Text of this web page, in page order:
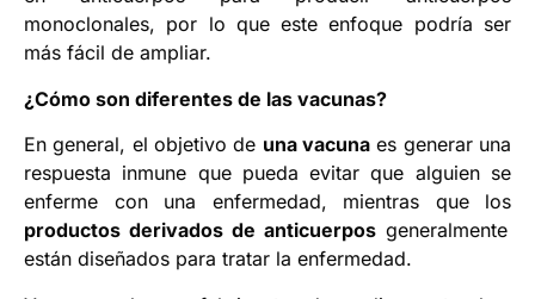
monoclonales, por lo que este enfoque podría ser
más fácil de ampliar.
¿Cómo son diferentes de las vacunas?
En general, el objetivo de una vacuna es generar una
respuesta inmune que pueda evitar que alguien se
enferme con una enfermedad, mientras que los
productos derivados de anticuerpos generalmente
están diseñados para tratar la enfermedad.